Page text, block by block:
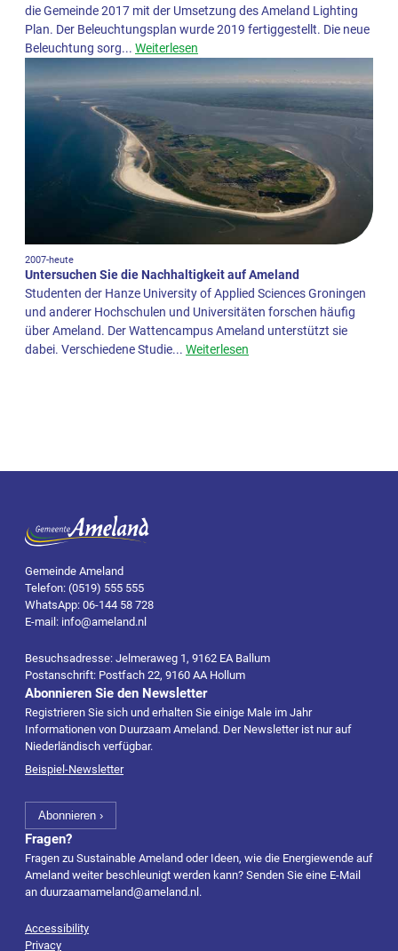
die Gemeinde 2017 mit der Umsetzung des Ameland Lighting
Plan. Der Beleuchtungsplan wurde 2019 fertiggestellt. Die neue
Beleuchtung sorg... Weiterlesen
2007-heute
Untersuchen Sie die Nachhaltigkeit auf Ameland
Studenten der Hanze University of Applied Sciences Groningen
und anderer Hochschulen und Universitäten forschen häufig
über Ameland. Der Wattencampus Ameland unterstützt sie
dabei. Verschiedene Studie... Weiterlesen
Gemeinde Ameland
Telefon: (0519) 555 555
WhatsApp: 06-144 58 728
E-mail: info@ameland.nl
Besuchsadresse: Jelmeraweg 1, 9162 EA Ballum
Postanschrift: Postfach 22, 9160 AA Hollum
Abonnieren Sie den Newsletter
Registrieren Sie sich und erhalten Sie einige Male im Jahr
Informationen von Duurzaam Ameland. Der Newsletter ist nur auf
Niederländisch verfügbar.
Beispiel-Newsletter
Fragen?
Fragen zu Sustainable Ameland oder Ideen, wie die Energiewende auf
Ameland weiter beschleunigt werden kann? Senden Sie eine E-Mail
an duurzaamameland@ameland.nl .
Accessibility
Privacy